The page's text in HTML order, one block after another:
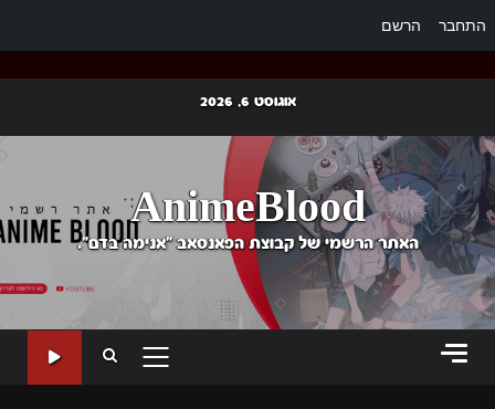
התחבר הרשם
content
אוגוסט 6, 2026
AnimeBlood
האתר הרשמי של קבוצת הפאנסאב "אנימה בדם".
PRIMARY